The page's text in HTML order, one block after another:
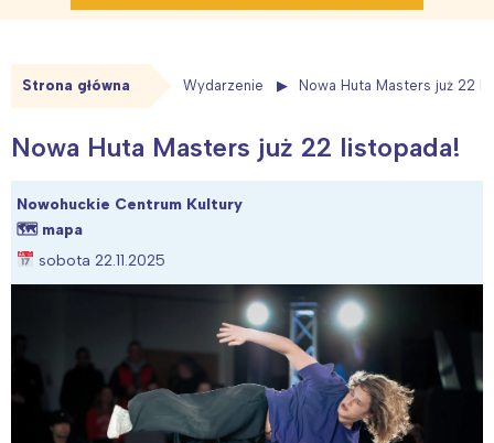
Strona główna Wydarzenie Nowa Huta Masters już 22
Nowa Huta Masters już 22 listopada!
Nowohuckie Centrum Kultury
🗺 mapa
sobota 22.11.2025